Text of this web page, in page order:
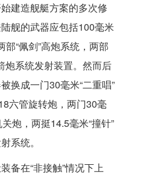
建造舰艇方案的多次修
舰的武器应包括100毫米
“佩剑”高炮系统，两部
炮系统发射装置。然而后
换成一门30毫米“二重唱”
六管旋转炮，两门30毫
炮，两挺14.5毫米“撞针”
系统。
备在“非接触”情况下上